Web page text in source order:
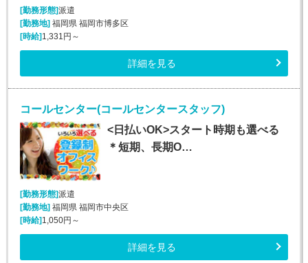
[勤務形態]派遣
[勤務地]福岡県 福岡市博多区
[時給]1,331円～
詳細を見る
コールセンター(コールセンタースタッフ)
<日払いOK>スタート時期も選べる
＊短期、長期O…
[勤務形態]派遣
[勤務地] 福岡県 福岡市中央区
[時給] 1,050円～
詳細を見る